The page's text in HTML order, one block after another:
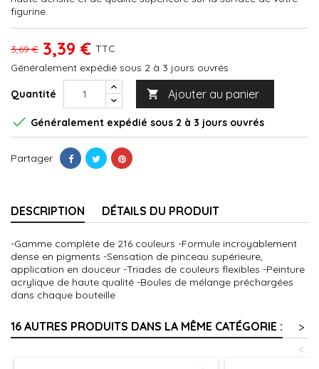
figurine.
3,69 € 3,39 € TTC
Généralement expédié sous 2 à 3 jours ouvrés
Quantité  Ajouter au panier
 Généralement expédié sous 2 à 3 jours ouvrés
Partager
DESCRIPTION DÉTAILS DU PRODUIT
-Gamme complète de 216 couleurs -Formule incroyablement
dense en pigments -Sensation de pinceau supérieure,
application en douceur -Triades de couleurs flexibles -Peinture
acrylique de haute qualité -Boules de mélange préchargées
dans chaque bouteille
16 AUTRES PRODUITS DANS LA MÊME CATÉGORIE :
>
<